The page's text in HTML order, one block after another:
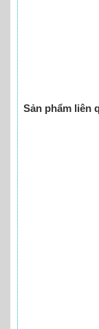
Sản phẩm liên